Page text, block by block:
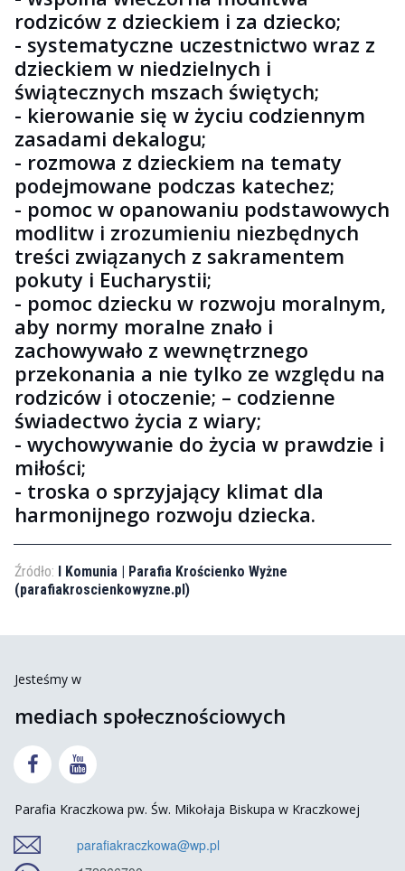
rodziców z dzieckiem i za dziecko;
- systematyczne uczestnictwo wraz z
dzieckiem w niedzielnych i
świątecznych mszach świętych;
- kierowanie się w życiu codziennym
zasadami dekalogu;
- rozmowa z dzieckiem na tematy
podejmowane podczas katechez;
- pomoc w opanowaniu podstawowych
modlitw i zrozumieniu niezbędnych
treści związanych z sakramentem
pokuty i Eucharystii;
- pomoc dziecku w rozwoju moralnym,
aby normy moralne znało i
zachowywało z wewnętrznego
przekonania a nie tylko ze względu na
rodziców i otoczenie; – codzienne
świadectwo życia z wiary;
- wychowywanie do życia w prawdzie i
miłości;
- troska o sprzyjający klimat dla
harmonijnego rozwoju dziecka.
Źródło: I Komunia | Parafia Krościenko Wyżne
(parafiakroscienkowyzne.pl)
Jesteśmy w
mediach społecznościowych
 
Parafia Kraczkowa pw. Św. Mikołaja Biskupa w Kraczkowej
parafiakraczkowa@wp.pl